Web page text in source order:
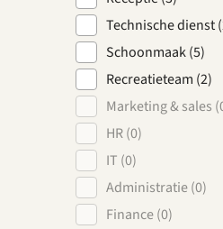
Technische dienst
Schoonmaak (5)
Recreatieteam (2)
Marketing & sales
HR (0)
IT (0)
Administratie (0)
Finance (0)